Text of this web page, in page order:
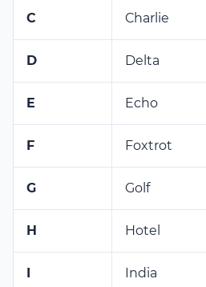
C Charlie
D Delta
E Echo
F Foxtrot
G Golf
H Hotel
India